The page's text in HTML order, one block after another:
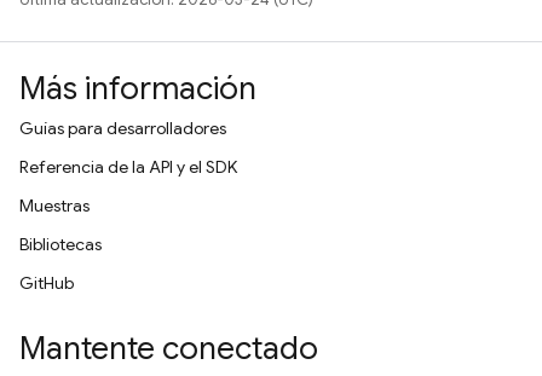
Más información
Guías para desarrolladores
Referencia de la API y el SDK
Muestras
Bibliotecas
GitHub
Mantente conectado